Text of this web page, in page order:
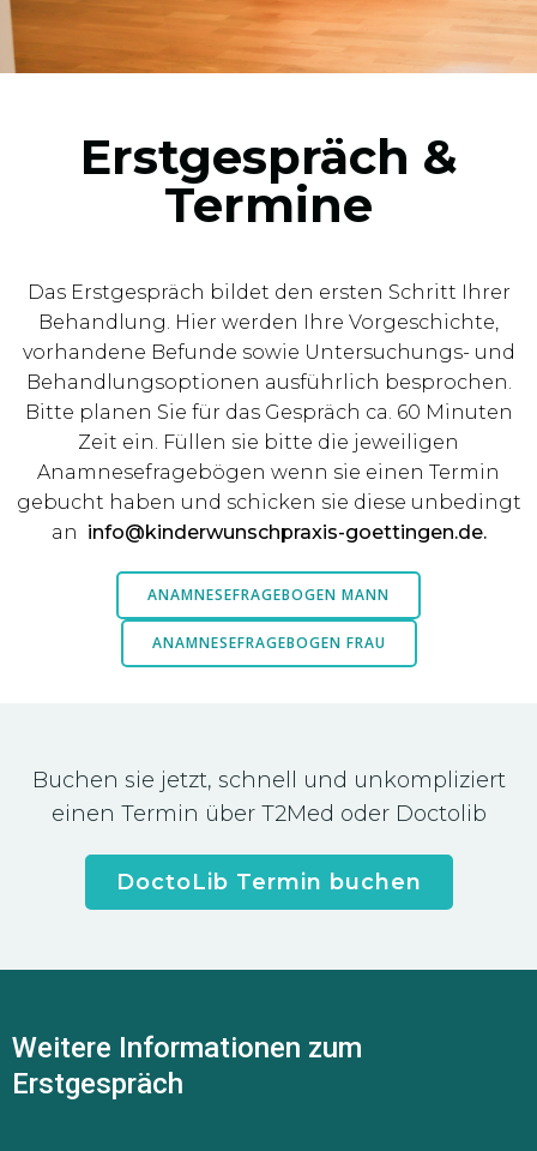
Erstgespräch &
Termine
Das Erstgespräch bildet den ersten Schritt Ihrer
Behandlung. Hier werden Ihre Vorgeschichte,
vorhandene Befunde sowie Untersuchungs- und
Behandlungsoptionen ausführlich besprochen.
Bitte planen Sie für das Gespräch ca. 60 Minuten
Zeit ein. Füllen sie bitte die jeweiligen
Anamnesefragebögen wenn sie einen Termin
gebucht haben und schicken sie diese unbedingt
an info@kinderwunschpraxis-goettingen.de.
ANAMNESEFRAGEBOGEN MANN
ANAMNESEFRAGEBOGEN FRAU
Buchen sie jetzt, schnell und unkompliziert
einen Termin über T2Med oder Doctolib
DoctoLib Termin buchen
Weitere Informationen zum
Erstgespräch